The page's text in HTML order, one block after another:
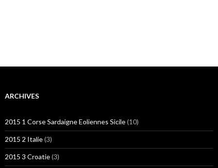
ARCHIVES
2015 1 Corse Sardaigne Eoliennes Sicile(10)
2015 2 Italie(3)
2015 3 Croatie(3)